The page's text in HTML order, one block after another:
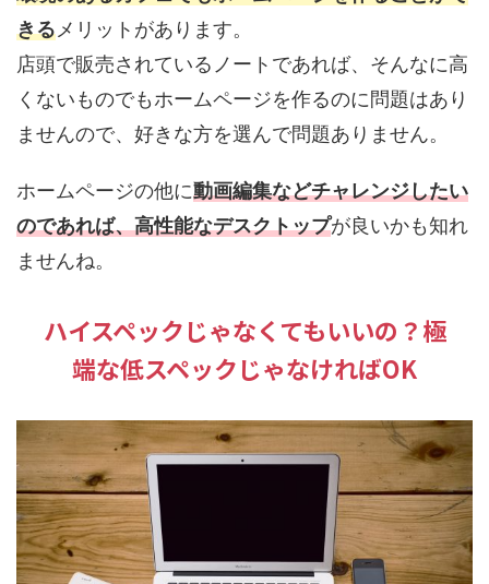
きるメリットがあります。
店頭で販売されているノートであれば、そんなに高
くないものでもホームページを作るのに問題はあり
ませんので、好きな方を選んで問題ありません。
ホームページの他に動画編集などチャレンジしたい
のであれば、高性能なデスクトップが良いかも知れ
ませんね。
ハイスペックじゃなくてもいいの？極
端な低スペックじゃなければOK